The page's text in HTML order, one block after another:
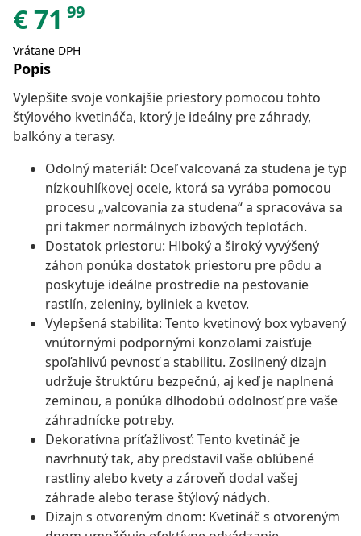
€71 99
Vrátane DPH
Popis
Vylepšite svoje vonkajšie priestory pomocou tohto
štýlového kvetináča, ktorý je ideálny pre záhrady,
balkóny a terasy.
Odolný materiál: Oceľ valcovaná za studena je typ
nízkouhlíkovej ocele, ktorá sa vyrába pomocou
procesu „valcovania za studena“ a spracováva sa
pri takmer normálnych izbových teplotách.
Dostatok priestoru: Hlboký a široký vyvýšený
záhon ponúka dostatok priestoru pre pôdu a
poskytuje ideálne prostredie na pestovanie
rastlín, zeleniny, byliniek a kvetov.
Vylepšená stabilita: Tento kvetinový box vybavený
vnútornými podpornými konzolami zaisťuje
spoľahlivú pevnosť a stabilitu. Zosilnený dizajn
udržuje štruktúru bezpečnú, aj keď je naplnená
zeminou, a ponúka dlhodobú odolnosť pre vaše
záhradnícke potreby.
Dekoratívna príťažlivosť: Tento kvetináč je
navrhnutý tak, aby predstavil vaše obľúbené
rastliny alebo kvety a zároveň dodal vašej
záhrade alebo terase štýlový nádych.
Dizajn s otvoreným dnom: Kvetináč s otvoreným